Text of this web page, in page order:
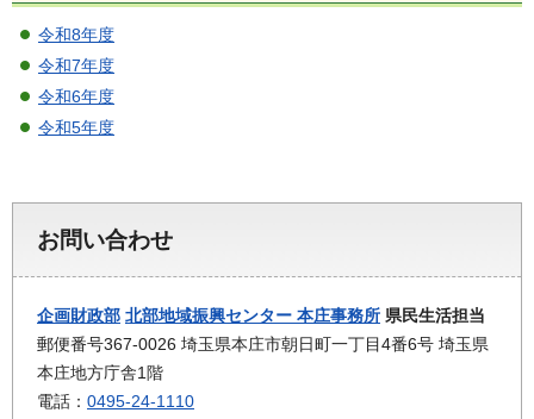
令和8年度
令和7年度
令和6年度
令和5年度
お問い合わせ
企画財政部 北部地域振興センター 本庄事務所 県民生活担当
郵便番号367-0026 埼玉県本庄市朝日町一丁目4番6号 埼玉県
本庄地方庁舎1階
電話： 0495-24-1110